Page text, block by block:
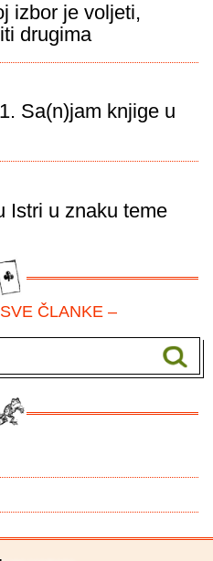
izbor je voljeti,
drugima
Sa(n)jam knjige u
Istri u znaku teme
ČLANKE –